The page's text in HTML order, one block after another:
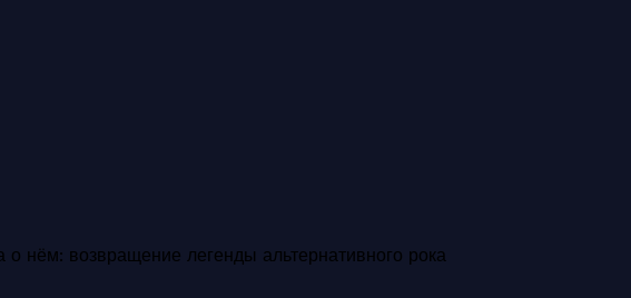
нём: возвращение легенды альтернативного рока